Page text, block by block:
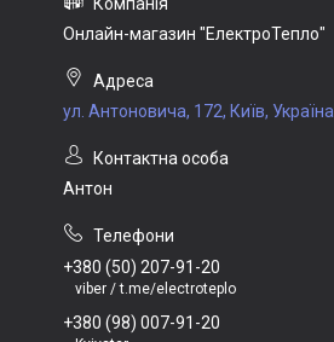
Онлайн-магазин "ЕлектроТепло"
ул. Антоновича, 172, Київ, Україна
Антон
+380 (50) 207-91-20
viber / t.me/electroteplo
+380 (98) 007-91-20